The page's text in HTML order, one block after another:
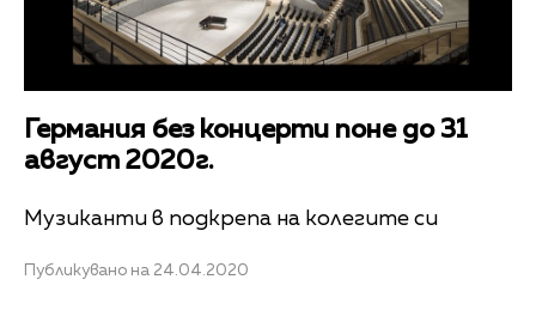
Германия без концерти поне до 31
август 2020г.
Музиканти в подкрепа на колегите си
Публикувано на 24.04.2020